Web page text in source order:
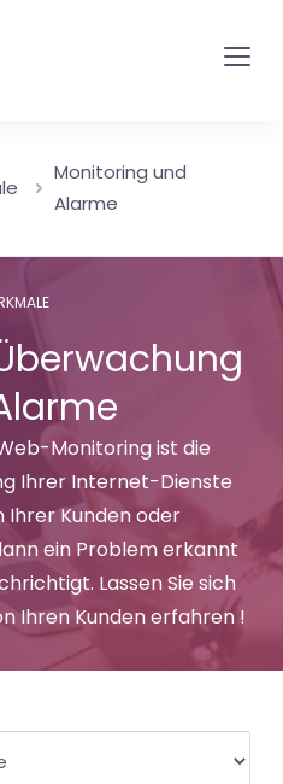
Monitoring und
Alarme
Monitoring ist die
Ihrer Internet-Dienste
Ihrer Kunden oder
ein Problem erkannt
Lassen Sie sich
Ihren Kunden erfahren !